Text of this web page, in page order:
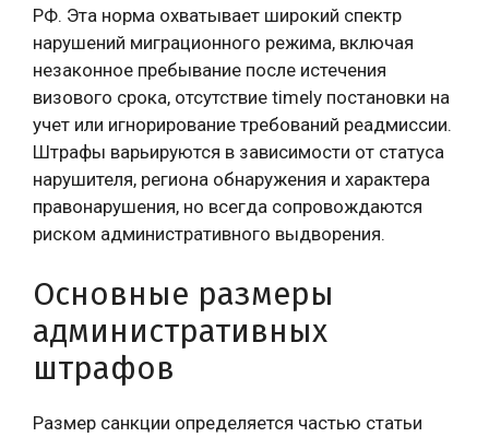
РФ. Эта норма охватывает широкий спектр
нарушений миграционного режима, включая
незаконное пребывание после истечения
визового срока, отсутствие timely постановки на
учет или игнорирование требований реадмиссии.
Штрафы варьируются в зависимости от статуса
нарушителя, региона обнаружения и характера
правонарушения, но всегда сопровождаются
риском административного выдворения.
Основные размеры
административных
штрафов
Размер санкции определяется частью статьи